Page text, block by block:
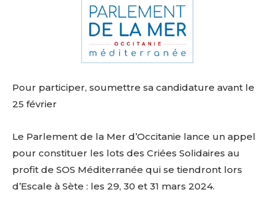
Pour participer, soumettre sa candidature avant le
25 février
Le Parlement de la Mer d’Occitanie lance un appel
pour constituer les lots des Criées Solidaires au
profit de SOS Méditerranée qui se tiendront lors
d’Escale à Sète : les 29, 30 et 31 mars 2024.